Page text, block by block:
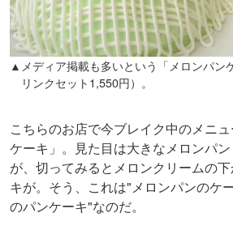
▲メディア掲載も多いという「メロンパン
リンクセット1,550円）。
こちらのお店で今ブレイク中のメニ
ケーキ」。見た目は大きなメロンパ
が、切ってみるとメロンクリームの
キが。そう、これは"メロンパンのケ
のパンケーキ"なのだ。